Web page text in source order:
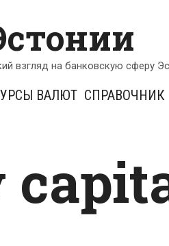
взгляд на банковскую сферу
ВАЛЮТ СПРАВОЧНИК